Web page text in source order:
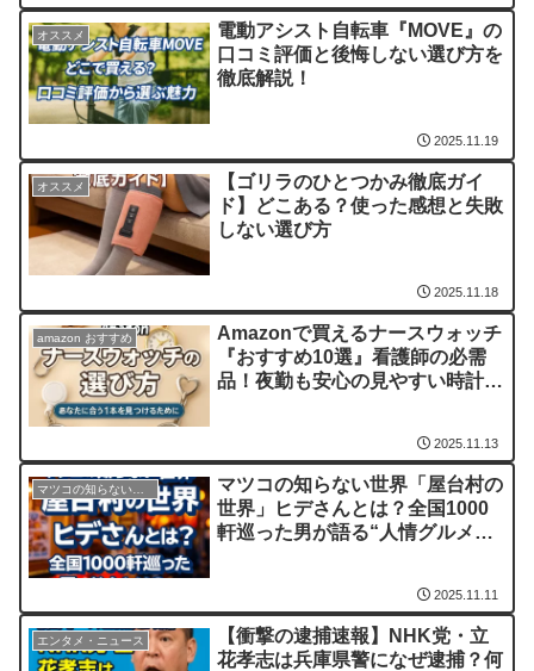
オススメ
電動アシスト自転車『MOVE』の
口コミ評価と後悔しない選び方を
徹底解説！
2025.11.19
オススメ
【ゴリラのひとつかみ徹底ガイ
ド】どこある？使った感想と失敗
しない選び方
2025.11.18
amazon おすすめ
Amazonで買えるナースウォッチ
『おすすめ10選』看護師の必需
品！夜勤も安心の見やすい時計と
2025.11.13
マツコの知らない世界
マツコの知らない世界「屋台村の
世界」ヒデさんとは？全国1000
軒巡った男が語る“人情グルメ
2025.11.11
エンタメ・ニュース
【衝撃の逮捕速報】NHK党・立
花孝志は兵庫県警になぜ逮捕？何